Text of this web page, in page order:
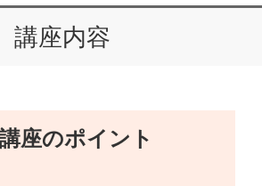
講座内容
座のポイント